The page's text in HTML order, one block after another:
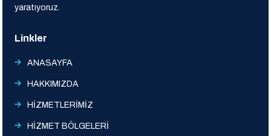
yaratıyoruz.
Linkler
ANASAYFA
HAKKIMIZDA
HİZMETLERİMİZ
HİZMET BÖLGELERİ